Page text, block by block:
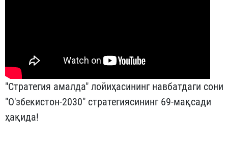
"Стратегия амалда" лойиҳасининг навбатдаги сони
"О'збекистон-2030" стратегиясининг 69-мақсади
ҳақида!